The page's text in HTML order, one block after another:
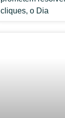
cliques, o Dia